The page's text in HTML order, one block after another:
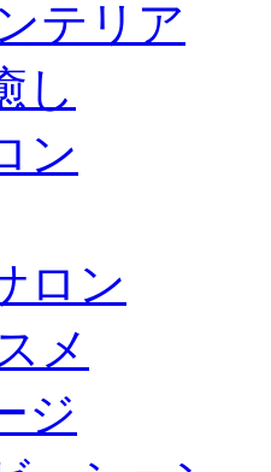
テリア
し
ン
ロン
メ
ジ